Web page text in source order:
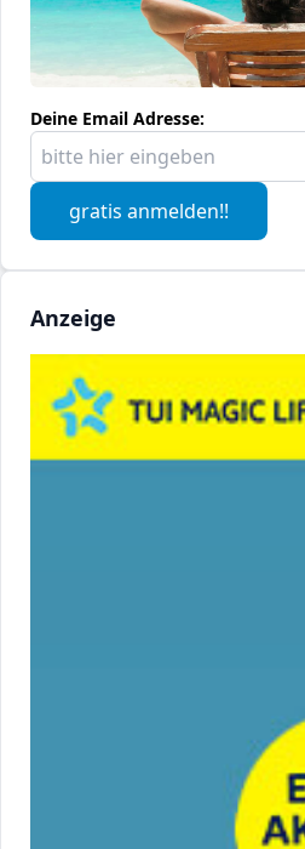
Deine Email Adresse:
gratis anmelden!!
Anzeige